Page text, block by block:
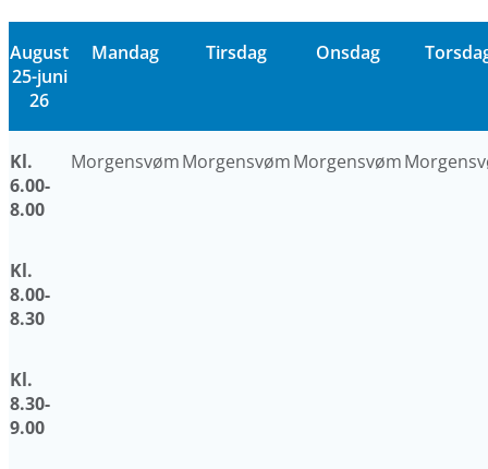
August
25-juni
26
Mandag Tirsdag Onsdag
Kl.
6.00-
8.00
MorgensvømMorgensvømMorgensvøm
Kl.
8.00-
8.30
Kl.
8.30-
9.00